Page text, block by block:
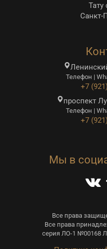
Тату
Санкт-
Телефон |
+7
проспект
Телефон |
+7
Мы в
Все права
Все права
серия ЛО-1 №00168